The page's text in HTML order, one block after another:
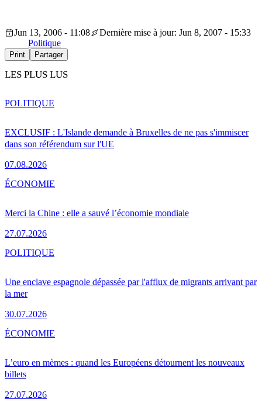
Jun 13, 2006 - 11:08
Dernière mise à jour: Jun 8, 2007 - 15:33
Politique
Print Partager
LES PLUS LUS
EXCLUSIF : L'Islande demande à Bruxelles de ne pas s'immiscer
dans son référendum sur l'UE
07.08.2026
POLITIQUE
Merci la Chine : elle a sauvé l’économie mondiale
27.07.2026
ÉCONOMIE
Une enclave espagnole dépassée par l'afflux de migrants arrivant par
la mer
30.07.2026
POLITIQUE
L’euro en mèmes : quand les Européens détournent les nouveaux
billets
27.07.2026
ÉCONOMIE